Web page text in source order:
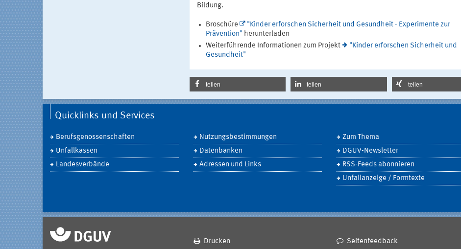
Bildung.
Broschüre
"Kinder erforschen Sicherheit und Gesundheit - Experimente zur
Prävention" herunterladen
Weiterführende Informationen zum Projekt
"Kinder erforschen Sicherheit und
Gesundheit"
teilen teilen teilen
Quicklinks und Services
Berufsgenossenschaften
Unfallkassen
Landesverbände
Nutzungsbestimmungen
Datenbanken
Adressen und Links
Zum Thema
DGUV-Newsletter
RSS-Feeds abonnieren
Unfallanzeige / Formtexte
Drucken Seitenfeedback